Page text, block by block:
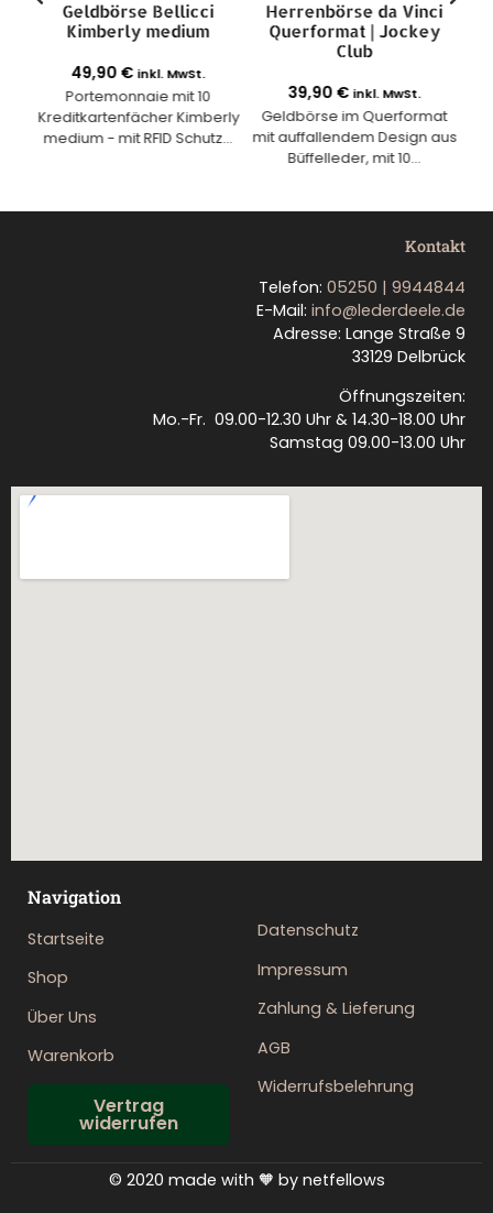
Geldbörse Bellicci
Kimberly medium
49,90 € inkl. MwSt.
Portemonnaie mit 10
Kreditkartenfächer Kimberly
medium - mit RFID Schutz...
Herrenbörse da Vinci
Querformat | Jockey
Club
39,90 € inkl. MwSt.
Geldbörse im Querformat
mit auffallendem Design aus
Büffelleder, mit 10...
Datenschutz
Impressum
Zahlung & Lieferung
AGB
Widerrufsbelehrung
Navigation
Startseite
Shop
Über Uns
Warenkorb
Vertrag
widerrufen
Kontakt
Telefon: 05250 | 9944844
E-Mail: info@lederdeele.de
Adresse: Lange Straße 9
33129 Delbrück
Öffnungszeiten:
Mo.-Fr. 09.00-12.30 Uhr & 14.30-18.00 Uhr
Samstag 09.00-13.00 Uhr
© 2020 made with 🧡 by netfellows